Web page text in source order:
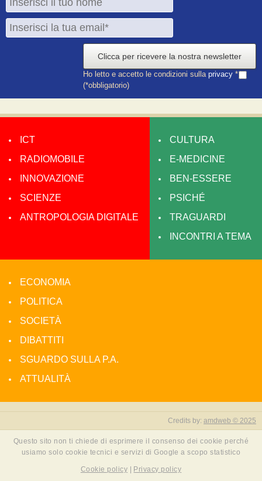
Clicca per ricevere la nostra newsletter
Ho letto e accetto le condizioni sulla privacy *
(*obbligatorio)
ICT
RADIOMOBILE
INNOVAZIONE
SCIENZE
ANTROPOLOGIA DIGITALE
CULTURA
E-MEDICINE
BEN-ESSERE
PSICHÉ
TRAGUARDI
INCONTRI A TEMA
ECONOMIA
POLITICA
SOCIETÀ
DIBATTITI
SGUARDO SULLA P.A.
ATTUALITÀ
Credits by: amdweb © 2025
Questo sito non ti chiede di esprimere il consenso dei cookie perché
usiamo solo cookie tecnici e servizi di Google a scopo statistico
Cookie policy Privacy policy